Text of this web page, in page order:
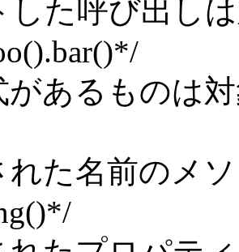
した呼び出し
があるものは
れた名前のメ